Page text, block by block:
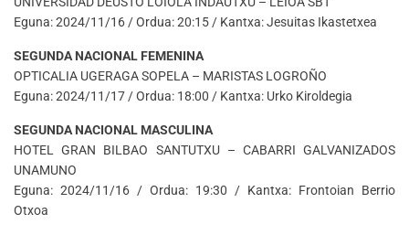
Eguna: 2024/11/16 / Ordua: 20:15 / Kantxa: Jesuitas Ikastetxea
SEGUNDA NACIONAL FEMENINA
OPTICALIA UGERAGA SOPELA – MARISTAS LOGROÑO
Eguna: 2024/11/17 / Ordua: 18:00 / Kantxa: Urko Kiroldegia
SEGUNDA NACIONAL MASCULINA
HOTEL GRAN BILBAO SANTUTXU – CABARRI GALVANIZADOS
UNAMUNO
Eguna: 2024/11/16 / Ordua: 19:30 / Kantxa: Frontoian Berrio
Otxoa